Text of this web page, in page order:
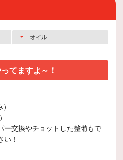
オイル交換もやってますよ～！ オイル
てますよ～！
ー交換やチョットした整備もで
い！